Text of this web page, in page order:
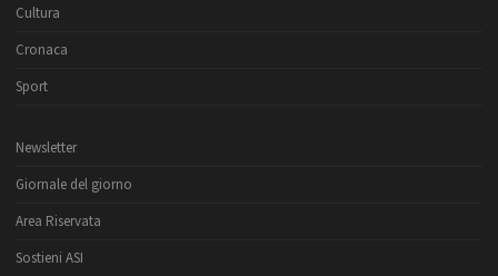
Cultura
Cronaca
Sport
Newsletter
Giornale del giorno
Area Riservata
Sostieni ASI